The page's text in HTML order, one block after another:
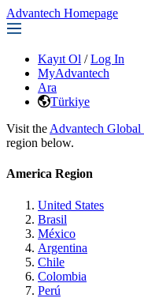
Advantech Homepage
Kayıt Ol / Log In
MyAdvantech
Ara
Türkiye
Visit the Advantech Global
region below.
America Region
United States
Brasil
México
Argentina
Chile
Colombia
Perú